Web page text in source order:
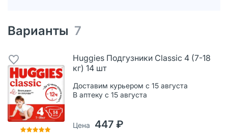
Варианты 7
Huggies Подгузники Classic 4 (7-18
кг) 14 шт
Доставим курьером с 15 августа
В аптеку с 15 августа
Цена 447 ₽